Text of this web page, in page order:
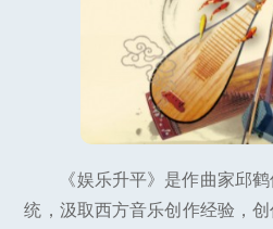
《娱乐升平》是作曲家邱
统，汲取西方音乐创作经验，